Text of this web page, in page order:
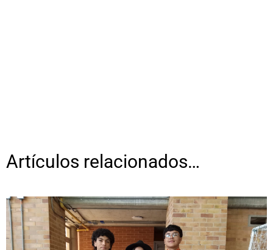
Artículos relacionados…